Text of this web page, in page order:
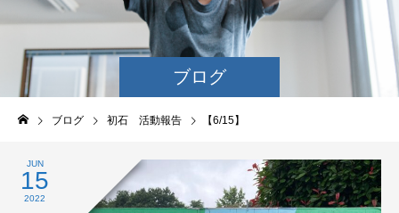
ブログ
ブログ 初石 活動報告 【6/15】
JUN
15
2022